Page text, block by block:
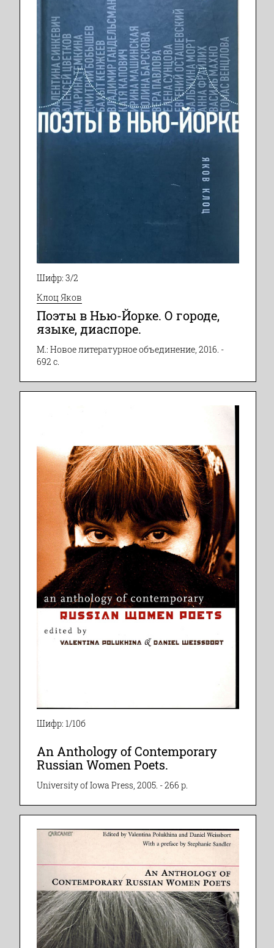
Шифр: 3/2
Клоц Яков
Поэты в Нью-Йорке. О городе,
языке, диаспоре.
М.: Новое литературное объединение, 2016. -
692 с.
Шифр: 1/10б
An Anthology of Contemporary
Russian Women Poets.
University of Iowa Press, 2005. - 266 p.